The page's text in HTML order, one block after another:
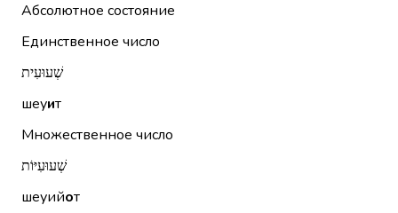
Абсолютное состояние
Единственное число
שְׁעוּעִית
шеуит
Множественное число
שְׁעוּעִיּוֹת
шеуийот